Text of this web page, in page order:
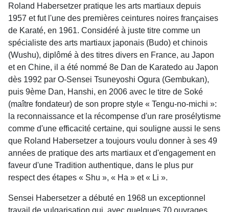
Roland Habersetzer pratique les arts martiaux depuis
1957 et fut l'une des premières ceintures noires françaises
de Karaté, en 1961. Considéré à juste titre comme un
spécialiste des arts martiaux japonais (Budo) et chinois
(Wushu), diplômé à des titres divers en France, au Japon
et en Chine, il a été nommé 8e Dan de Karatedo au Japon
dès 1992 par O-Sensei Tsuneyoshi Ogura (Gembukan),
puis 9ème Dan, Hanshi, en 2006 avec le titre de Soké
(maître fondateur) de son propre style « Tengu-no-michi »:
la reconnaissance et la récompense d'un rare prosélytisme
comme d'une efficacité certaine, qui souligne aussi le sens
que Roland Habersetzer a toujours voulu donner à ses 49
années de pratique des arts martiaux et d'engagement en
faveur d'une Tradition authentique, dans le plus pur
respect des étapes « Shu », « Ha » et « Li ».
Sensei Habersetzer a débuté en 1968 un exceptionnel
travail de vulgarisation qui, avec quelques 70 ouvrages